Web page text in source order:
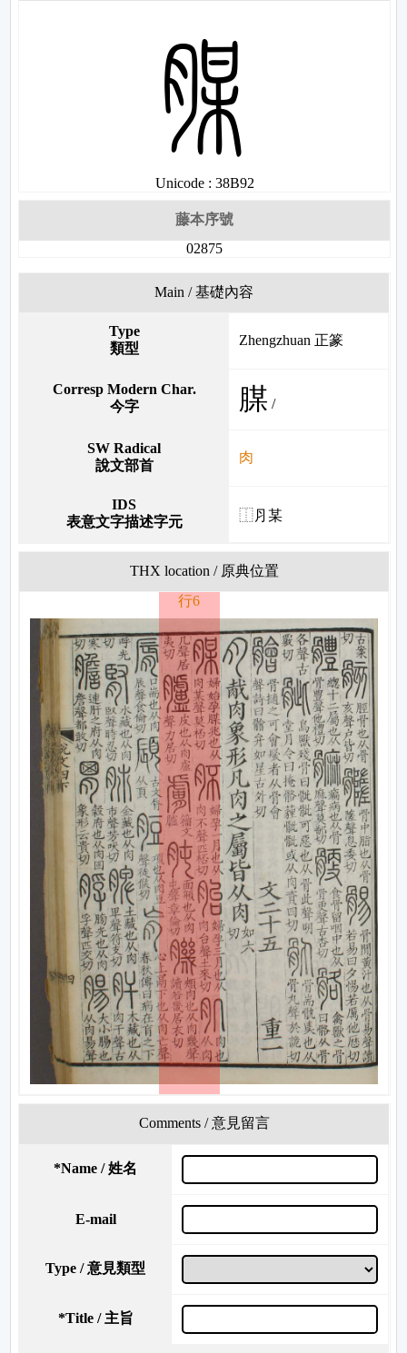
妒
Unicode : 38B92
藤本序號
02875
Main / 基礎內容
Type
類型
Zhengzhuan 正篆
Corresp Modern Char.
今字
腜 /
SW Radical
說文部首
肉
IDS
表意文字描述字元
⿰⺼某
THX location / 原典位置
行6
Comments / 意見留言
*Name / 姓名
E-mail
Type / 意見類型
*Title / 主旨